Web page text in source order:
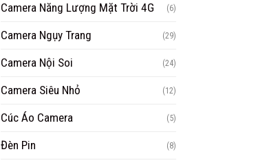
Camera Năng Lượng Mặt Trời 4G (6)
Camera Ngụy Trang (29)
Camera Nội Soi (24)
Camera Siêu Nhỏ (12)
Cúc Áo Camera (5)
Đèn Pin (8)